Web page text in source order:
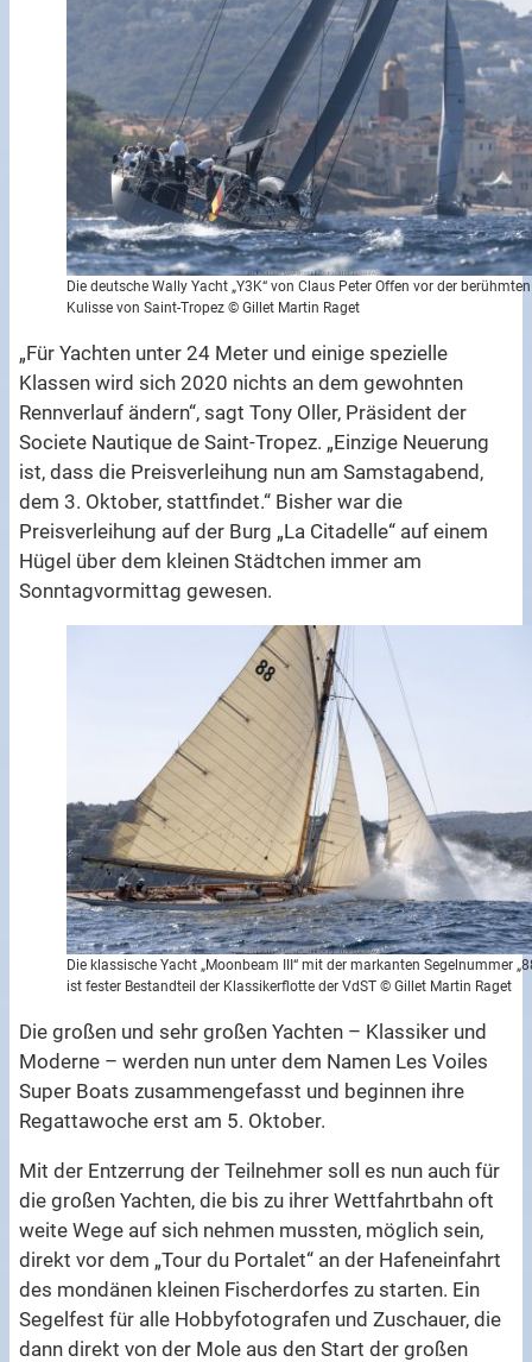
Die deutsche Wally Yacht „Y3K“ von Claus Peter Offen vor der berühmten
Kulisse von Saint-Tropez © Gillet Martin Raget
„Für Yachten unter 24 Meter und einige spezielle
Klassen wird sich 2020 nichts an dem gewohnten
Rennverlauf ändern“, sagt Tony Oller, Präsident der
Societe Nautique de Saint-Tropez. „Einzige Neuerung
ist, dass die Preisverleihung nun am Samstagabend,
dem 3. Oktober, stattfindet.“ Bisher war die
Preisverleihung auf der Burg „La Citadelle“ auf einem
Hügel über dem kleinen Städtchen immer am
Sonntagvormittag gewesen.
Die klassische Yacht „Moonbeam III“ mit der markanten Segelnummer
ist fester Bestandteil der Klassikerflotte der VdST © Gillet Martin Raget
Die großen und sehr großen Yachten – Klassiker und
Moderne – werden nun unter dem Namen Les Voiles
Super Boats zusammengefasst und beginnen ihre
Regattawoche erst am 5. Oktober.
Mit der Entzerrung der Teilnehmer soll es nun auch für
die großen Yachten, die bis zu ihrer Wettfahrtbahn oft
weite Wege auf sich nehmen mussten, möglich sein,
direkt vor dem „Tour du Portalet“ an der Hafeneinfahrt
des mondänen kleinen Fischerdorfes zu starten. Ein
Segelfest für alle Hobbyfotografen und Zuschauer, die
dann direkt von der Mole aus den Start der großen